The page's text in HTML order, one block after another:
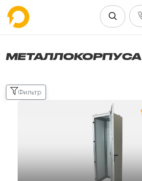
МЕТАЛЛОКОРПУСА
Фильтр